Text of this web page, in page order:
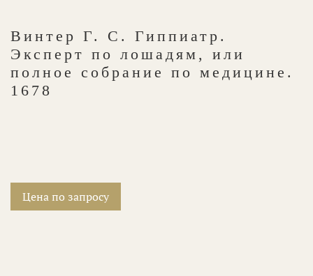
Винтер Г. С. Гиппиатр.
Эксперт по лошадям, или
полное собрание по медицине.
1678
Цена по запросу